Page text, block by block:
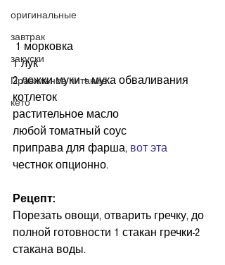
оригинальные
завтрак
закуски
Правильное питание
кето
1 морковка
1 лук
2 ложки муки + мука обваливания
котлеток
растительное масло
любой томатный соус
приправа для фарша, вот эта
честнок опционно.
Рецепт:
Порезать овощи, отварить гречку, до
полной готовности 1 стакан гречки-2
стакана воды.